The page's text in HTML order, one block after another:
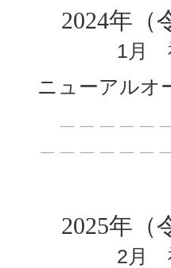
2024年（
1月 福岡
ニューアルオ
2025年（
2月 福岡県